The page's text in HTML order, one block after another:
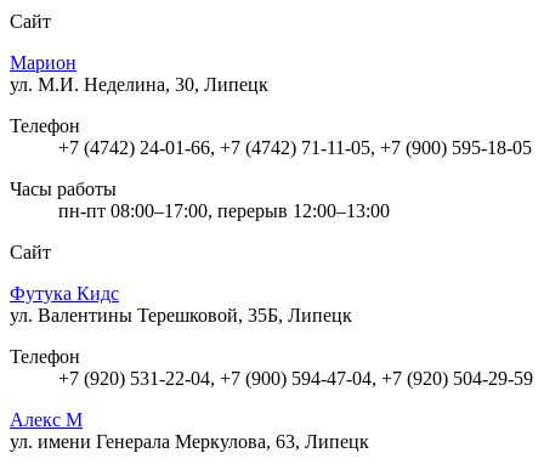
Сайт
Марион
ул. М.И. Неделина, 30, Липецк
Телефон
+7 (4742) 24-01-66, +7 (4742) 71-11-05, +7 (900) 595-18-05
Часы работы
пн-пт 08:00–17:00, перерыв 12:00–13:00
Сайт
Футука Кидс
ул. Валентины Терешковой, 35Б, Липецк
Телефон
+7 (920) 531-22-04, +7 (900) 594-47-04, +7 (920) 504-29-59
Алекс М
ул. имени Генерала Меркулова, 63, Липецк